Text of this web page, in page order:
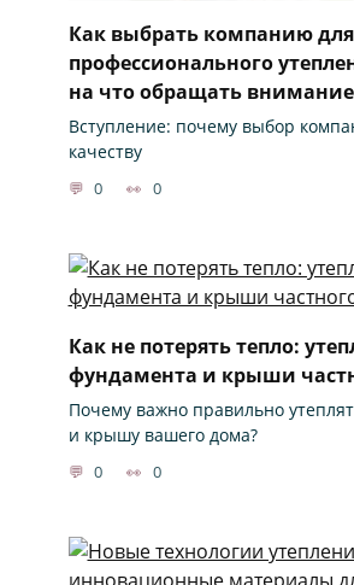
Как выбрать компанию для
профессионального
на что обращать внимание
Вступление: почему выбор
качеству
0 0
Как не потерять тепло:
фундамента и крыши
Почему важно правильно
и крышу вашего дома?
0 0